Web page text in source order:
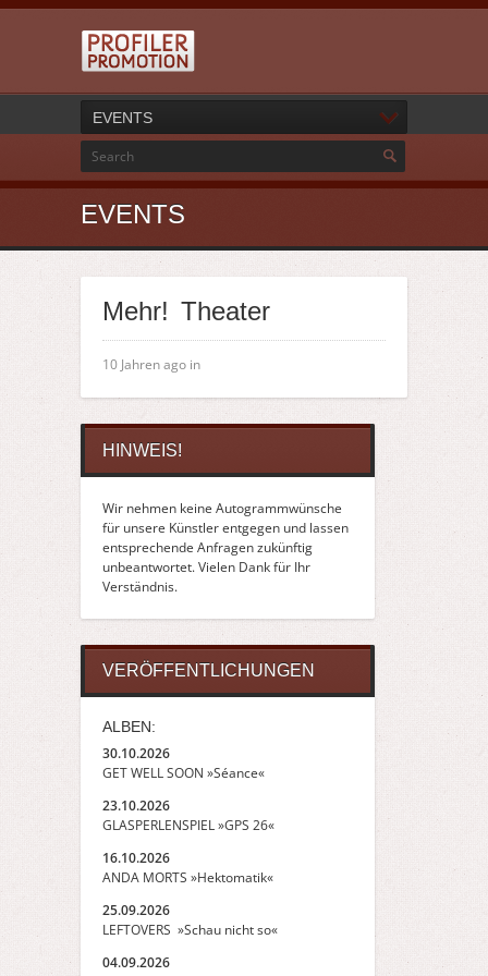
EVENTS
EVENTS
Mehr! Theater
10 Jahren ago in
HINWEIS!
Wir nehmen keine Autogrammwünsche
für unsere Künstler entgegen und lassen
entsprechende Anfragen zukünftig
unbeantwortet. Vielen Dank für Ihr
Verständnis.
VERÖFFENTLICHUNGEN
ALBEN:
30.10.2026
GET WELL SOON »Séance«
23.10.2026
GLASPERLENSPIEL »GPS 26«
16.10.2026
ANDA MORTS »Hektomatik«
25.09.2026
LEFTOVERS »Schau nicht so«
04.09.2026